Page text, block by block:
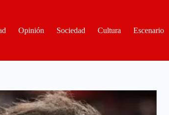
Opinión Sociedad Cultura Escenario